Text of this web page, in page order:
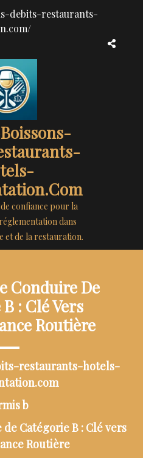
debits-restaurants-
confiance pour la
dans
et de la restauration.
Conduire De
: Clé Vers
Routière
restaurants-hotels-
b
Catégorie B : Clé vers
Routière